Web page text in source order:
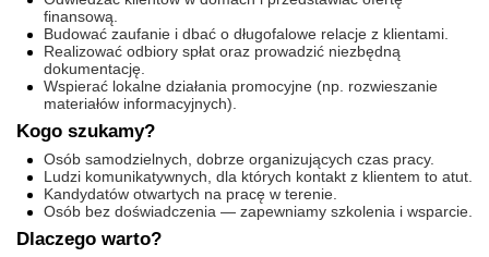
finansową.
Budować zaufanie i dbać o długofalowe relacje z klientami.
Realizować odbiory spłat oraz prowadzić niezbędną
dokumentację.
Wspierać lokalne działania promocyjne (np. rozwieszanie
materiałów informacyjnych).
Kogo szukamy?
Osób samodzielnych, dobrze organizujących czas pracy.
Ludzi komunikatywnych, dla których kontakt z klientem to atut.
Kandydatów otwartych na pracę w terenie.
Osób bez doświadczenia — zapewniamy szkolenia i wsparcie.
Dlaczego warto?